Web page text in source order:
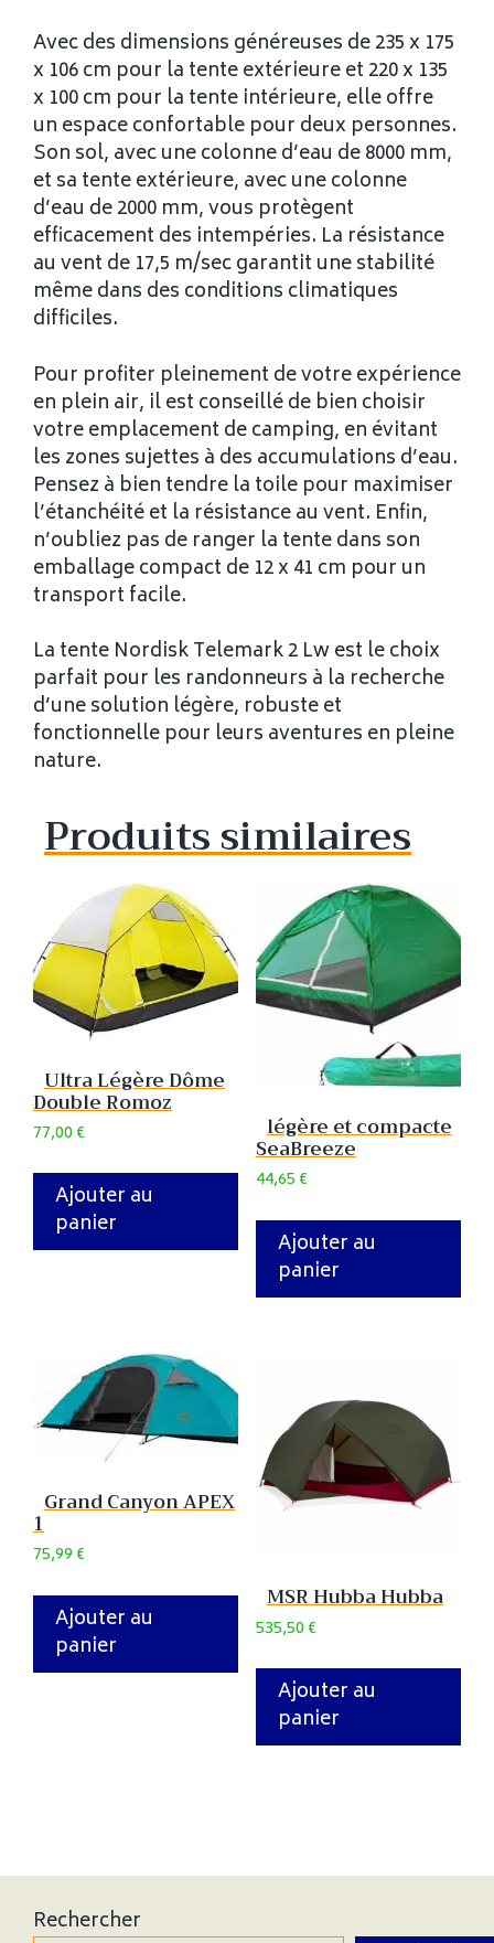
Avec des dimensions généreuses de 235 x 175
x 106 cm pour la tente extérieure et 220 x 135
x 100 cm pour la tente intérieure, elle offre
un espace confortable pour deux personnes.
Son sol, avec une colonne d’eau de 8000 mm,
et sa tente extérieure, avec une colonne
d’eau de 2000 mm, vous protègent
efficacement des intempéries. La résistance
au vent de 17,5 m/sec garantit une stabilité
même dans des conditions climatiques
difficiles.
Pour profiter pleinement de votre expérience
en plein air, il est conseillé de bien choisir
votre emplacement de camping, en évitant
les zones sujettes à des accumulations d’eau.
Pensez à bien tendre la toile pour maximiser
l’étanchéité et la résistance au vent. Enfin,
n’oubliez pas de ranger la tente dans son
emballage compact de 12 x 41 cm pour un
transport facile.
La tente Nordisk Telemark 2 Lw est le choix
parfait pour les randonneurs à la recherche
d’une solution légère, robuste et
fonctionnelle pour leurs aventures en pleine
nature.
Produits similaires
Ultra Légère Dôme
Double Romoz
77,00€
Ajouter au
panier
légère et compacte
SeaBreeze
44,65€
Ajouter au
panier
Grand Canyon APEX
1
75,99€
Ajouter au
panier
MSR Hubba Hubba
535,50€
Ajouter au
panier
Rechercher